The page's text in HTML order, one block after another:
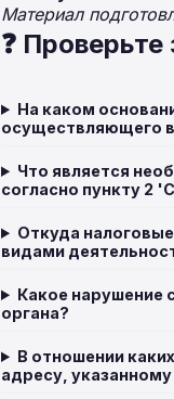
Материал
❓
На каком
осуществляющего
Что является
согласно пункту 2
Откуда
видами
Какое нарушение
органа?
В отношении
адресу, указанному